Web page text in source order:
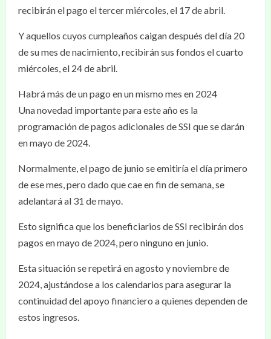
recibirán el pago el tercer miércoles, el 17 de abril.
Y aquellos cuyos cumpleaños caigan después del día 20
de su mes de nacimiento, recibirán sus fondos el cuarto
miércoles, el 24 de abril.
Habrá más de un pago en un mismo mes en 2024
Una novedad importante para este año es la
programación de pagos adicionales de SSI que se darán
en mayo de 2024.
Normalmente, el pago de junio se emitiría el día primero
de ese mes, pero dado que cae en fin de semana, se
adelantará al 31 de mayo.
Esto significa que los beneficiarios de SSI recibirán dos
pagos en mayo de 2024, pero ninguno en junio.
Esta situación se repetirá en agosto y noviembre de
2024, ajustándose a los calendarios para asegurar la
continuidad del apoyo financiero a quienes dependen de
estos ingresos.